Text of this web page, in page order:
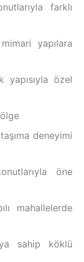
farklı
yapılara
yapısıyla özel
deneyimi
öne
mahallelerde
sahip köklü